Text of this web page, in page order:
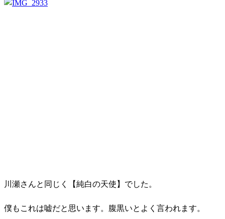
川瀬さんと同じく【純白の天使】でした。
僕もこれは嘘だと思います。腹黒いとよく言われます。